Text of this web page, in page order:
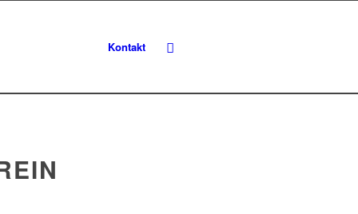
Kontakt